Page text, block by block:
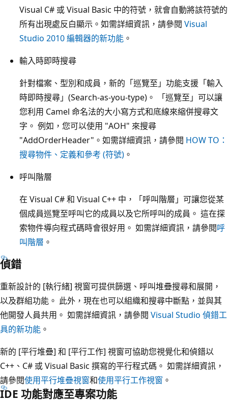
Visual C# 或 Visual Basic 中的符號，就會自動將該符號的
所有出現處反白顯示。如需詳細資訊，請參閱 Visual
Studio 2010 編輯器的新功能 。
輸入時即時搜尋
針對檔案、型別和成員，新的「巡覽至」功能支援「輸入
時即時搜尋」(Search-as-you-type)。 「巡覽至」可以讓
您利用 Camel 命名法的大小寫方式和底線來縮併搜尋文
字。 例如，您可以使用 "AOH" 來搜尋
"AddOrderHeader"。如需詳細資訊，請參閱 HOW TO：
搜尋物件、定義和參考 (符號) 。
呼叫階層
在 Visual C# 和 Visual C++ 中，「呼叫階層」可讓您從某
個成員巡覽至呼叫它的成員以及它所呼叫的成員。 這在探
索物件導向程式碼時會很好用。 如需詳細資訊，請參閱呼
叫階層 。
偵錯
重新設計的 [執行緒] 視窗可提供篩選、呼叫堆疊搜尋和展開，
以及群組功能。 此外，現在也可以組織和搜尋中斷點，並與其
他開發人員共用。 如需詳細資訊，請參閱 Visual Studio 偵錯工
具的新功能 。
新的 [平行堆疊] 和 [平行工作] 視窗可協助您視覺化和偵錯以
C++、C# 或 Visual Basic 撰寫的平行程式碼。 如需詳細資訊，
請參閱使用平行堆疊視窗和使用平行工作視窗 。
IDE 功能對應至專案功能